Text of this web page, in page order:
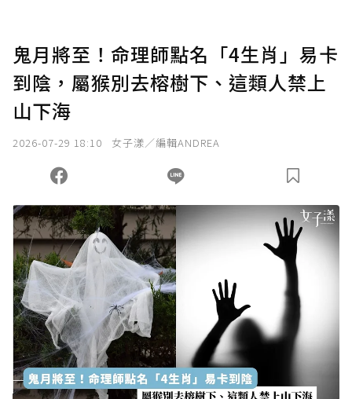
鬼月將至！命理師點名「4生肖」易卡
到陰，屬猴別去榕樹下、這類人禁上
山下海
2026-07-29 18:10 女子漾／編輯ANDREA